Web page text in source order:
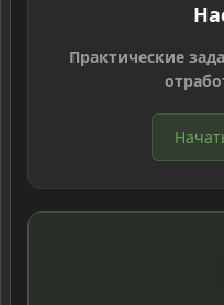
Практические